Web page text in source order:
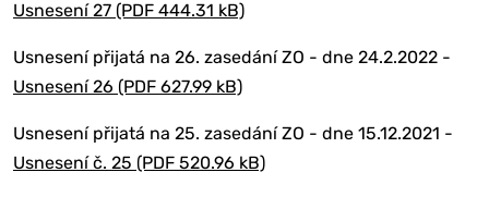
Usnesení 27 (PDF 444.31 kB)
Usnesení přijatá na 26. zasedání ZO - dne 24.2.2022 -
Usnesení 26 (PDF 627.99 kB)
Usnesení přijatá na 25. zasedání ZO - dne 15.12.2021 -
Usnesení č. 25 (PDF 520.96 kB)